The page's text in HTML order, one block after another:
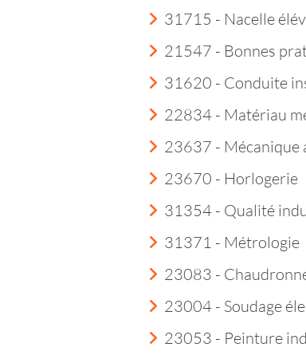
31715 - Nacelle
21547 - Bonnes
31620 - Conduite
22834 - Matériau
23637 - Mécanique
23670 - Horlogerie
31354 - Qualité
31371 - Métrologie
23083 -
23004 - Soudage
23053 - Peinture